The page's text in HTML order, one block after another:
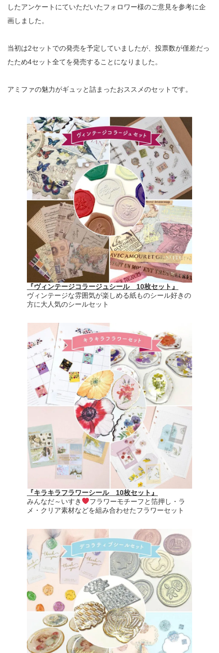
したアンケートにていただいたフォロワー様のご意見を参考に企
画しました。
当初は2セットでの発売を予定していましたが、投票数が僅差だっ
たため4セット全てを発売することになりました。
アミファの魅力がギュッと詰まったおススメのセットです。
『ヴィンテージコラージュシール 10枚セット』
ヴィンテージな雰囲気が楽しめる紙ものシール好きの
方に大人気のシールセット
『キラキラフラワーシール 10枚セット』
みんなだ～いすき
フラワーモチーフと箔押し・ラ
メ・クリア素材などを組み合わせたフラワーセット